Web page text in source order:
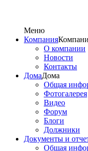
Меню
Компания
О компании
Новости
Контакты
ДомаДома
Общая
Фотогалерея
Видео
Форум
Блоги
Должники
Документы и
Общая